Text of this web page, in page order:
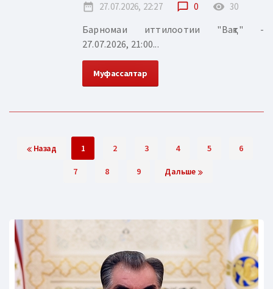
date_range 27.07.2026, 22:27 chat_bubble_outline 0 remove_red_eye 30
Барномаи иттилоотии "Вақт" -
27.07.2026, 21:00...
Муфассалтар
Назад 1 2 3 4 5 6
7 8 9 Дальше